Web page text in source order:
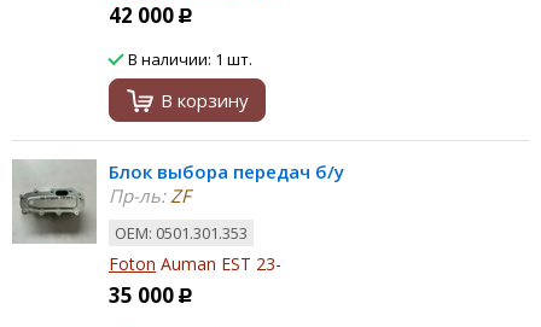
42 000 Р
В наличии: 1 шт.
В корзину
Блок выбора передач б/у
Пр-ль:ZF
ОЕМ: 0501.301.353
Foton Auman EST 23-
35 000 Р